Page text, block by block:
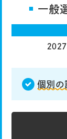
一般
個別の